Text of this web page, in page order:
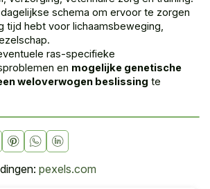
dagelijkse schema om ervoor te zorgen
tijd hebt voor lichaamsbeweging,
ras-specifieke
en mogelijke genetische
weloverwogen beslissing te
pexels.com